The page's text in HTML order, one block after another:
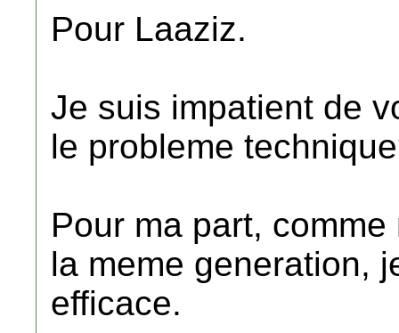
Pour Laaziz.
Je suis impatient de
le probleme
Pour ma part,
la meme generation,
efficace.